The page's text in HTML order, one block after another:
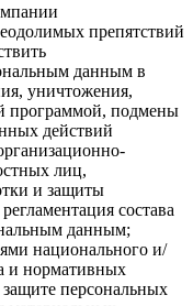
препятствий
данным в
уничтожения,
программой, подмены
действий
лиц,
и защиты
состава
данным;
национального и/
и нормативных
персональных